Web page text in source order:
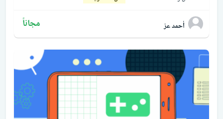
أحمد عز مجاناً